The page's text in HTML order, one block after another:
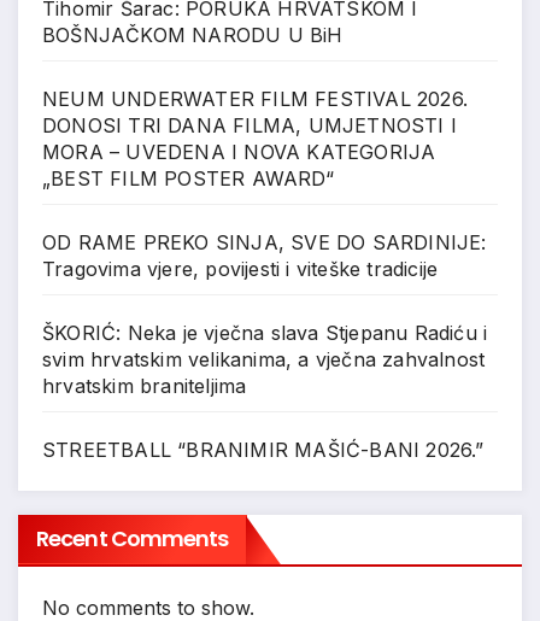
Tihomir Šarac: PORUKA HRVATSKOM I
BOŠNJAČKOM NARODU U BiH
NEUM UNDERWATER FILM FESTIVAL 2026.
DONOSI TRI DANA FILMA, UMJETNOSTI I
MORA – UVEDENA I NOVA KATEGORIJA
„BEST FILM POSTER AWARD“
OD RAME PREKO SINJA, SVE DO SARDINIJE:
Tragovima vjere, povijesti i viteške tradicije
ŠKORIĆ: Neka je vječna slava Stjepanu Radiću i
svim hrvatskim velikanima, a vječna zahvalnost
hrvatskim braniteljima
STREETBALL “BRANIMIR MAŠIĆ-BANI 2026.”
Recent Comments
No comments to show.